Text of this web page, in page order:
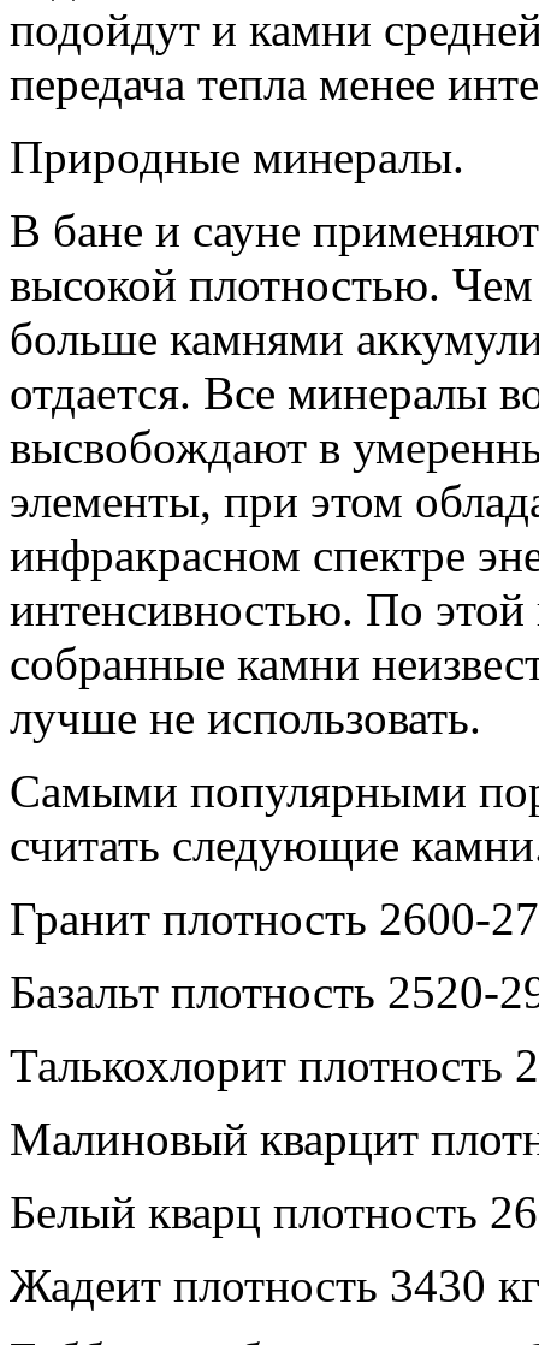
подойдут и камни
передача тепла менее
Природные минералы.
В бане и сауне
высокой плотностью. Чем
больше камнями
отдается. Все минералы
высвобождают в
элементы, при этом
инфракрасном спектре
интенсивностью. По этой
собранные камни
лучше не использовать.
Самыми популярными
считать следующие
Гранит плотность 2600-
Базальт плотность 2520-
Талькохлорит плотность
Малиновый кварцит
Белый кварц плотность
Жадеит плотность 3430